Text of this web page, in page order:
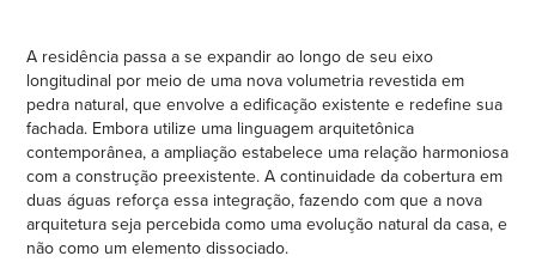
A residência passa a se expandir ao longo de seu eixo
longitudinal por meio de uma nova volumetria revestida em
pedra natural, que envolve a edificação existente e redefine sua
fachada. Embora utilize uma linguagem arquitetônica
contemporânea, a ampliação estabelece uma relação harmoniosa
com a construção preexistente. A continuidade da cobertura em
duas águas reforça essa integração, fazendo com que a nova
arquitetura seja percebida como uma evolução natural da casa, e
não como um elemento dissociado.